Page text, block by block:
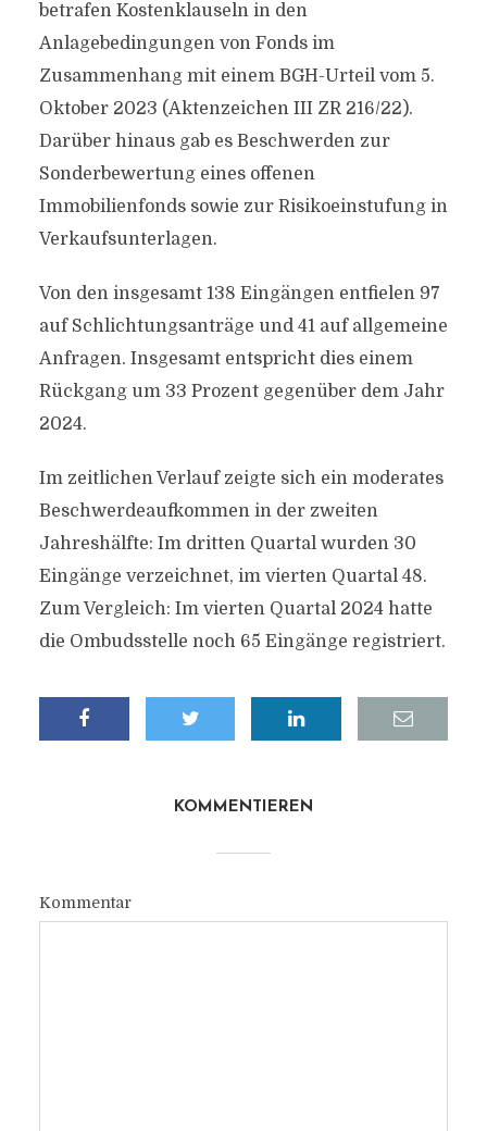
betrafen Kostenklauseln in den
Anlagebedingungen von Fonds im
Zusammenhang mit einem BGH-Urteil vom 5.
Oktober 2023 (Aktenzeichen III ZR 216/22).
Darüber hinaus gab es Beschwerden zur
Sonderbewertung eines offenen
Immobilienfonds sowie zur Risikoeinstufung in
Verkaufsunterlagen.
Von den insgesamt 138 Eingängen entfielen 97
auf Schlichtungsanträge und 41 auf allgemeine
Anfragen. Insgesamt entspricht dies einem
Rückgang um 33 Prozent gegenüber dem Jahr
2024.
Im zeitlichen Verlauf zeigte sich ein moderates
Beschwerdeaufkommen in der zweiten
Jahreshälfte: Im dritten Quartal wurden 30
Eingänge verzeichnet, im vierten Quartal 48.
Zum Vergleich: Im vierten Quartal 2024 hatte
die Ombudsstelle noch 65 Eingänge registriert.
KOMMENTIEREN
Kommentar